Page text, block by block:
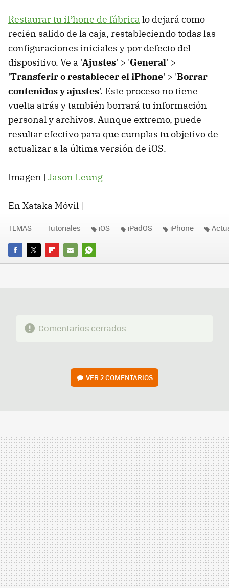
Restaurar tu iPhone de fábrica lo dejará como
recién salido de la caja, restableciendo todas las
configuraciones iniciales y por defecto del
dispositivo. Ve a 'Ajustes' > 'General' >
'Transferir o restablecer el iPhone' > 'Borrar
contenidos y ajustes'. Este proceso no tiene
vuelta atrás y también borrará tu información
personal y archivos. Aunque extremo, puede
resultar efectivo para que cumplas tu objetivo de
actualizar a la última versión de iOS.
Imagen | Jason Leung
En Xataka Móvil |
FACEBOOK
TWITTERFLIPBOARD
E-
WHATSAPP
TEMAS Tutoriales iOS iPadOS iPhone
Comentarios cerrados
VER2 COMENTARIOS